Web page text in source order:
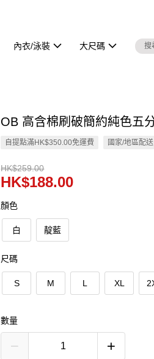
內衣/泳裝 大尺碼
OB 高含棉刷破簡約純色五
自提點滿HK$350.00免運費 國家/地區配送
HK$259.00
HK$188.00
顏色
白 靛藍
尺碼
S M L XL
數量